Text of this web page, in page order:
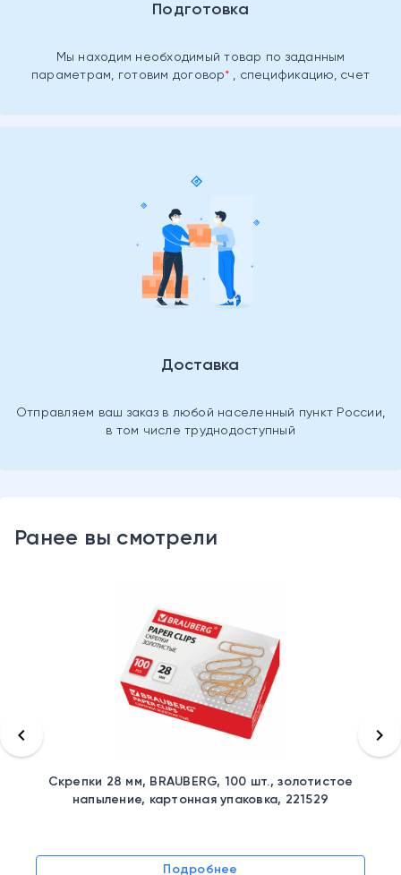
Подготовка
Мы находим необходимый товар по заданным
параметрам, готовим договор , спецификацию, счет
Доставка
Отправляем ваш заказ в любой населенный пункт России,
в том числе труднодоступный
Ранее вы смотрели
Скрепки 28 мм, BRAUBERG, 100 шт., золотистое
напыление, картонная упаковка, 221529
Подробнее
keyboard_arrow_left keyboard_arrow_right